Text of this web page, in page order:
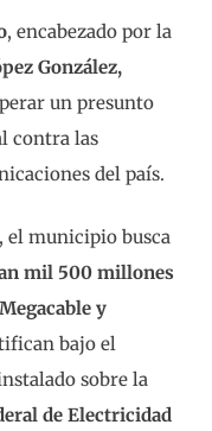
, encabezado por la
González,
un presunto
contra las
del país.
el municipio busca
mil 500 millones
y
bajo el
sobre la
de Electricidad